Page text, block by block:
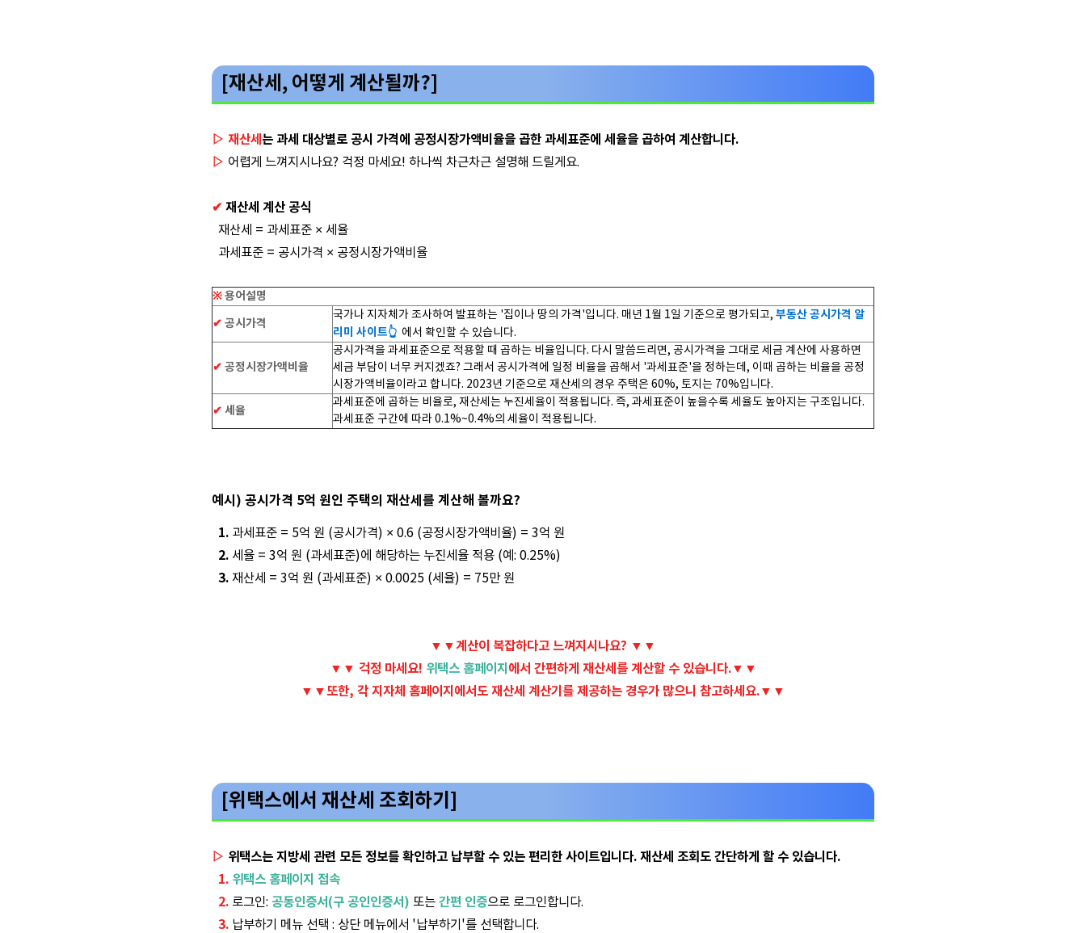
[재산세, 어떻게 계산될까?]
▷ 재산세 는 과세 대상별로 공시 가격에 공정시장가액비율을 곱한 과세표준에 세율을 곱하여 계산합니다.
▷ 어렵게 느껴지시나요? 걱정 마세요! 하나씩 차근차근 설명해 드릴게요.
✔ 재산세 계산 공식
재산세 = 과세표준 × 세율
과세표준 = 공시가격 × 공정시장가액비율
※용어설명
✔ 공시가격
국가나 지자체가 조사하여 발표하는 '집이나 땅의 가격'입니다. 매년 1월 1일 기준으로 평가되고, 부동산 공시가격 알
리미 사이트👆️ 에서 확인할 수 있습니다.
✔ 공정시장가액비율
공시가격을 과세표준으로 적용할 때 곱하는 비율입니다. 다시 말씀드리면, 공시가격을 그대로 세금 계산에 사용하면
세금 부담이 너무 커지겠죠? 그래서 공시가격에 일정 비율을 곱해서 '과세표준'을 정하는데, 이때 곱하는 비율을 공정
시장가액비율이라고 합니다. 2023년 기준으로 재산세의 경우 주택은 60%, 토지는 70%입니다.
✔ 세율
과세표준에 곱하는 비율로, 재산세는 누진세율이 적용됩니다. 즉, 과세표준이 높을수록 세율도 높아지는 구조입니다.
과세표준 구간에 따라 0.1%~0.4%의 세율이 적용됩니다.
예시) 공시가격 5억 원인 주택의 재산세를 계산해 볼까요?
1. 과세표준 = 5억 원 (공시가격) × 0.6 (공정시장가액비율) = 3억 원
2. 세율 = 3억 원 (과세표준)에 해당하는 누진세율 적용 (예: 0.25%)
3. 재산세 = 3억 원 (과세표준) × 0.0025 (세율) = 75만 원
▼▼계산이 복잡하다고 느껴지시나요? ▼▼
▼▼ 걱정 마세요! 위택스 홈페이지 에서 간편하게 재산세를 계산할 수 있습니다.▼▼
▼▼또한, 각 지자체 홈페이지에서도 재산세 계산기를 제공하는 경우가 많으니 참고하세요.▼▼
[위택스에서 재산세 조회하기]
▷ 위택스는 지방세 관련 모든 정보를 확인하고 납부할 수 있는 편리한 사이트입니다. 재산세 조회도 간단하게 할 수 있습니다.
1. 위택스 홈페이지 접속
2. 로그인: 공동인증서(구 공인인증서) 또는 간편 인증으로 로그인합니다.
3. 납부하기 메뉴 선택 : 상단 메뉴에서 '납부하기'를 선택합니다.